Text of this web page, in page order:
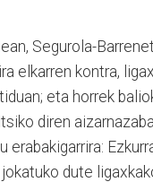
Segurola-
elkarren kontra,
eta horrek
diren
erabakigarrira:
dute